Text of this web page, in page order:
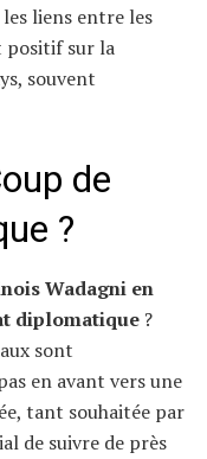
liens entre les
positif sur la
souvent
de
?
Wadagni en
diplomatique?
sont
en avant vers une
tant souhaitée par
de suivre de près